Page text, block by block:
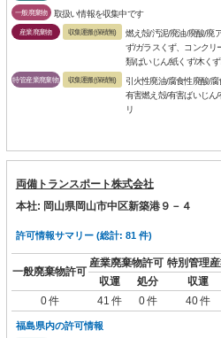
一般廃棄物 取扱い情報を収集中です
産業廃棄物 収集運搬(保積無)
燃え殻/汚泥/廃油/廃酸/廃
ず/ガラスくず、コンクリ
類/ばいじん/紙くず/木く
特管産業廃棄物 収集運搬(保積無)
引火性廃油/腐食性廃酸/
有害燃え殻/有害ばいじん
リ
両備トランスポート株式会社
本社: 岡山県岡山市中区新築港９－４
許可情報サマリー (総計: 81 件)
一般廃棄物許可
産業廃棄物許可 特別管理
収運
処分 収運
0 件
41 件 0 件 40 件
福島県内の許可情報